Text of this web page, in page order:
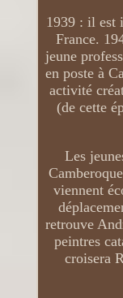
1939 : il est
France.
jeune
en poste à
activité
(de cette
Les
viennent
retrouve
peintres
croisera